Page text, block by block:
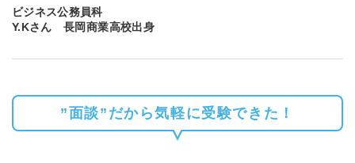
ビジネス公務員科
Y.Kさん 長岡商業高校出身
”面談”だから気軽に受験できた！